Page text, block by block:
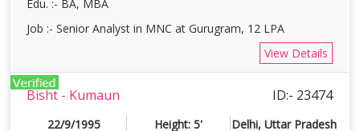
Edu. :- BA, MBA
Job :- Senior Analyst in MNC at Gurugram, 12 LPA
View Details
Bisht - Kumaun ID:- 23474
22/9/1995 Height: 5'
Delhi, Uttar Pradesh